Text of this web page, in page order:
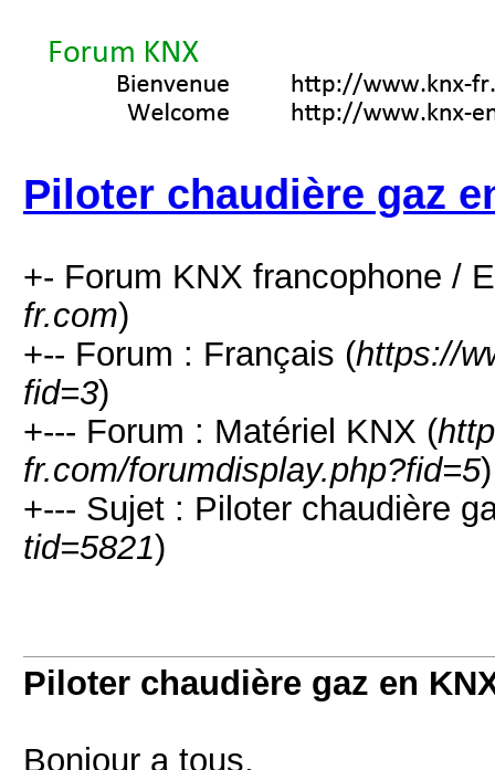
Piloter chaudière gaz
+- Forum KNX francophone /
fr.com)
+-- Forum : Français (https://
fid=3)
+--- Forum : Matériel KNX (
fr.com/forumdisplay.php?fid=5)
+--- Sujet : Piloter chaudière
tid=5821)
Piloter chaudière gaz en
Bonjour a tous,